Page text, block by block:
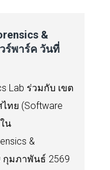
&
ร์พาร์ค วันที่
Lab ร่วมกับ เขต
ทย (Software
น
&
กุมภาพันธ์ 2569